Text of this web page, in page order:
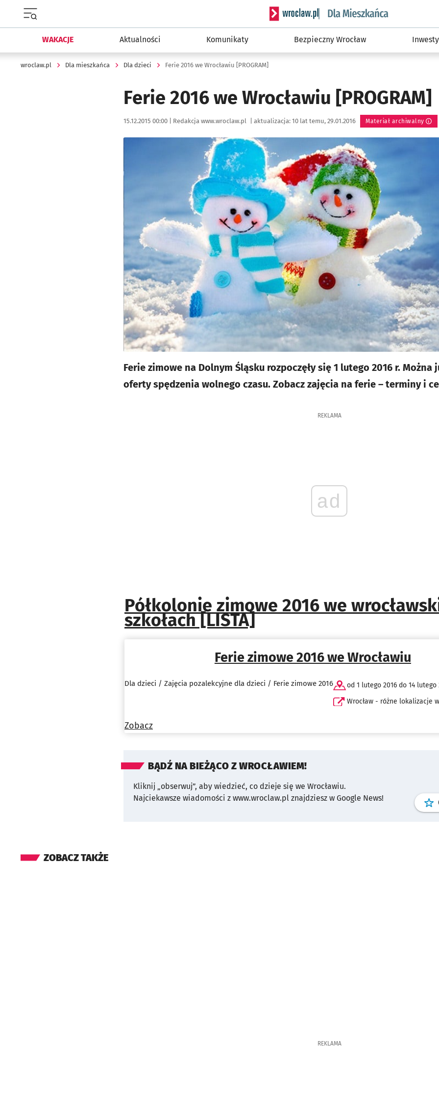
Serwis informacyjny wroclaw.pl podserwis: Dla
WAKACJE Aktualności Komunikaty Bezpieczny Wrocław
wroclaw.pl Dla mieszkańca Dla dzieci Ferie 2016 we Wrocławiu [PROGRAM]
Ferie 2016 we Wrocławiu [PROGRAM]
Data publikacji:
15.12.2015 00:00 | Autor:
Redakcja www.wroclaw.pl aktualizacja: 10 lat temu, 29.01.2016 Materiał archiwalny
Ferie zimowe na Dolnym Śląsku rozpoczęły się 1 lutego 2016 r. Można
oferty spędzenia wolnego czasu. Zobacz zajęcia na ferie – terminy i
REKLAMA
ad
Półkolonie zimowe 2016 we
szkołach [LISTA]
Ferie zimowe 2016 we Wrocławiu
Dla dzieci / Zajęcia pozalekcyjne dla dzieci / Ferie zimowe 2016
od 1 lutego 2016 do 14 lutego
Wrocław - różne lokalizacje
Zobacz
BĄDŹ NA BIEŻĄCO Z WROCŁAWIEM!
Kliknij „obserwuj”, aby wiedzieć, co dzieje się we Wrocławiu.
Najciekawsze wiadomości z www.wroclaw.pl znajdziesz w Google News!
ZOBACZ TAKŻE
REKLAMA